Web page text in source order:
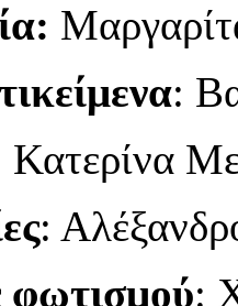
:
Κατερίνα
:
φωτισμού: